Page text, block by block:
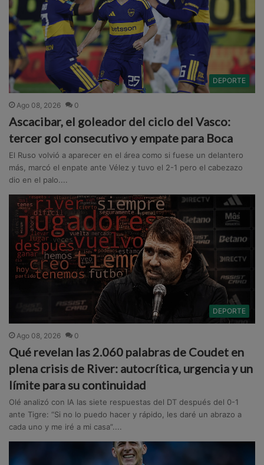
DEPORTE
Ago 08, 2026 0
Ascacibar, el goleador del ciclo del Vasco:
tercer gol consecutivo y empate para Boca
El Ruso volvió a aparecer en el área como si fuese un delantero
más, marcó el enpate ante Vélez y tuvo el 2-1 pero el cabezazo
dio en el palo....
DEPORTE
Ago 08, 2026 0
Qué revelan las 2.060 palabras de Coudet en
plena crisis de River: autocrítica, urgencia y un
límite para su continuidad
Olé analizó con IA las siete respuestas del DT después del 0-1
ante Tigre: “Si no lo puedo hacer y rápido, les daré un abrazo a
cada uno y me iré a mi casa”....